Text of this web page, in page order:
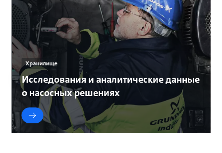
Хранилище
Исследования и аналитические данные
о насосных решениях